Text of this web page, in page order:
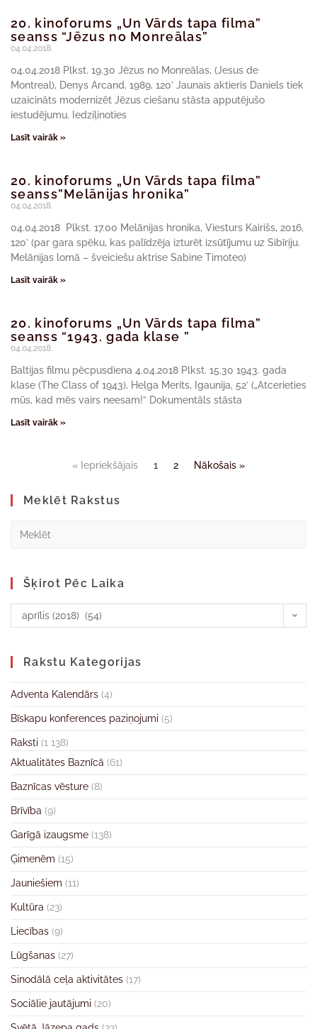
20. kinoforums „Un Vārds tapa filma”
seanss “Jēzus no Monreālas”
04.04.2018.
04.04.2018 Plkst. 19.30 Jēzus no Monreālas, (Jesus de
Montreal), Denys Arcand, 1989, 120’ Jaunais aktieris Daniels tiek
uzaicināts modernizēt Jēzus ciešanu stāsta apputējušo
iestudējumu. Iedziļinoties
Lasīt vairāk »
20. kinoforums „Un Vārds tapa filma”
seanss”Melānijas hronika”
04.04.2018.
04.04.2018 Plkst. 17.00 Melānijas hronika, Viesturs Kairišs, 2016,
120’ (par gara spēku, kas palīdzēja izturēt izsūtījumu uz Sibīriju.
Melānijas lomā – šveiciešu aktrise Sabine Timoteo)
Lasīt vairāk »
20. kinoforums „Un Vārds tapa filma”
seanss “1943. gada klase ”
04.04.2018.
Baltijas filmu pēcpusdiena 4.04.2018 Plkst. 15.30 1943. gada
klase (The Class of 1943), Helga Merits, Igaunija, 52’ („Atcerieties
mūs, kad mēs vairs neesam!” Dokumentāls stāsta
Lasīt vairāk »
« Iepriekšājais 1 2 Nākošais »
Meklēt Rakstus
Šķirot Pēc Laika
aprīlis (2018) (54)
Rakstu Kategorijas
Adventa Kalendārs (4)
Bīskapu konferences paziņojumi (5)
Raksti (1 138)
Aktualitātes Baznīcā (61)
Baznīcas vēsture (8)
Brīvība (9)
Garīgā izaugsme (138)
Ģimenēm (15)
Jauniešiem (11)
Kultūra (23)
Liecības (9)
Lūgšanas (27)
Sinodālā ceļa aktivitātes (17)
Sociālie jautājumi (20)